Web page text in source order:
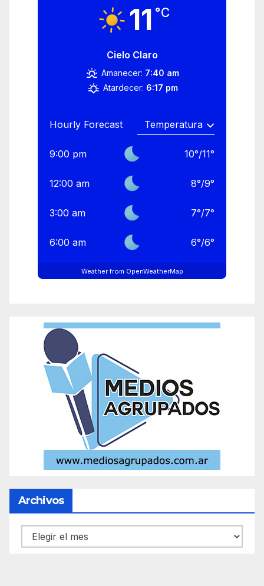
11 °C
Cielo Claro
Amanecer: 7:40 am
Atardecer: 6:17 pm
Hourly Forecast
9:00 pm 10°/11°
12:00 am 8°/9°
3:00 am 7°/7°
6:00 am 6°/6°
Weather from OpenWeatherMap
Archivos
Archivos